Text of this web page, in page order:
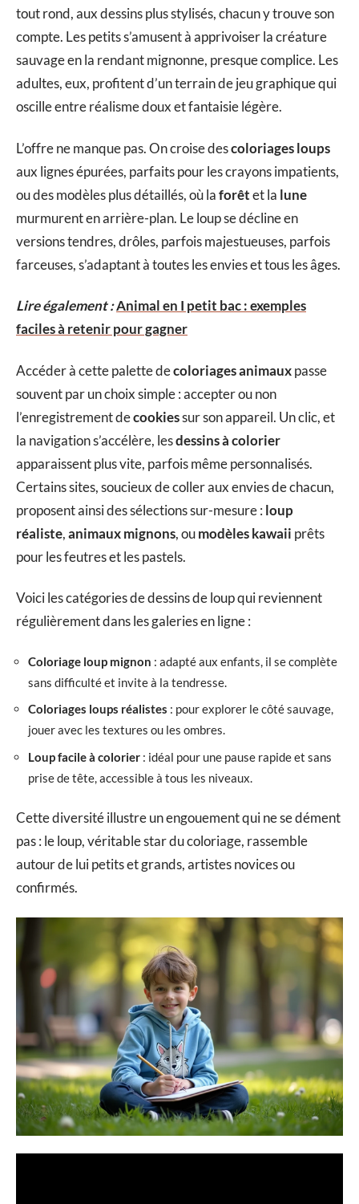
tout rond, aux dessins plus stylisés, chacun y trouve son
compte. Les petits s’amusent à apprivoiser la créature
sauvage en la rendant mignonne, presque complice. Les
adultes, eux, profitent d’un terrain de jeu graphique qui
oscille entre réalisme doux et fantaisie légère.
L’offre ne manque pas. On croise descoloriages loups
aux lignes épurées, parfaits pour les crayons impatients,
ou des modèles plus détaillés, où laforêtet la lune
murmurent en arrière-plan. Le loup se décline en
versions tendres, drôles, parfois majestueuses, parfois
farceuses, s’adaptant à toutes les envies et tous les âges.
Lire également :Animal en I petit bac : exemples
faciles à retenir pour gagner
Accéder à cette palette decoloriages animauxpasse
souvent par un choix simple : accepter ou non
l’enregistrement decookiessur son appareil. Un clic, et
la navigation s’accélère, lesdessins à colorier
apparaissent plus vite, parfois même personnalisés.
Certains sites, soucieux de coller aux envies de chacun,
proposent ainsi des sélections sur-mesure : loup
réaliste,animaux mignons, oumodèles kawaii prêts
pour les feutres et les pastels.
Voici les catégories de dessins de loup qui reviennent
régulièrement dans les galeries en ligne :
Coloriage loup mignon : adapté aux enfants, il se complète
sans difficulté et invite à la tendresse.
Coloriages loups réalistes : pour explorer le côté sauvage,
jouer avec les textures ou les ombres.
Loup facile à colorier : idéal pour une pause rapide et sans
prise de tête, accessible à tous les niveaux.
Cette diversité illustre un engouement qui ne se dément
pas : le loup, véritable star du coloriage, rassemble
autour de lui petits et grands, artistes novices ou
confirmés.